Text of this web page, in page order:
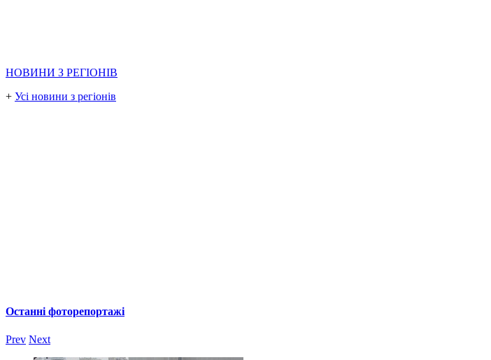
НОВИНИ З РЕГІОНІВ
+ Усі новини з регіонів
Останні фоторепортажі
Prev Next